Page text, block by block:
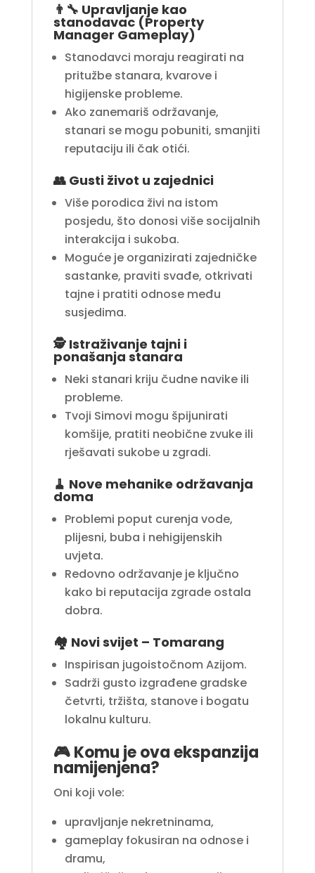
👨‍🔧 Upravljanje kao
stanodavac (Property
Manager Gameplay)
Stanodavci moraju reagirati na
pritužbe stanara, kvarove i
higijenske probleme.
Ako zanemariš održavanje,
stanari se mogu pobuniti, smanjiti
reputaciju ili čak otići.
👥 Gusti život u zajednici
Više porodica živi na istom
posjedu, što donosi više socijalnih
interakcija i sukoba.
Moguće je organizirati zajedničke
sastanke, praviti svađe, otkrivati
tajne i pratiti odnose među
susjedima.
🕵️ Istraživanje tajni i
ponašanja stanara
Neki stanari kriju čudne navike ili
probleme.
Tvoji Simovi mogu špijunirati
komšije, pratiti neobične zvuke ili
rješavati sukobe u zgradi.
🧹 Nove mehanike održavanja
doma
Problemi poput curenja vode,
plijesni, buba i nehigijenskih
uvjeta.
Redovno održavanje je ključno
kako bi reputacija zgrade ostala
dobra.
🏘️ Novi svijet – Tomarang
Inspirisan jugoistočnom Azijom.
Sadrži gusto izgrađene gradske
četvrti, tržišta, stanove i bogatu
lokalnu kulturu.
🎮 Komu je ova ekspanzija
namijenjena?
Oni koji vole:
upravljanje nekretninama,
gameplay fokusiran na odnose i
dramu,